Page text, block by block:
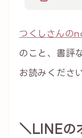
つくしさんの
のこと、書評
お読みください
＼LINEの